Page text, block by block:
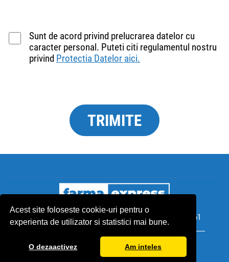
Acest site foloseste cookie-uri pentru o
experienta de utilizator si statistici mai bune.
O dezaactivez Am inteles
Sunt de acord privind prelucrarea datelor cu
caracter personal. Puteti citi regulamentul nostru
privind Protectia Datelor aici.
Email: service@farmaexpress.ro Telefon: +40 376 300 361
© 2024 Centrosanum Kft. All rights reserved.